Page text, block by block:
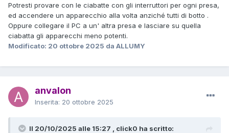
Potresti provare con le ciabatte con gli interruttori per ogni presa,
ed accendere un apparecchio alla volta anziché tutti di botto .
Oppure collegare il PC a un' altra presa e lasciare su quella
ciabatta gli apparecchi meno potenti.
Modificato: 20 ottobre 2025 da ALLUMY
anvalon
Inserita: 20 ottobre 2025
Il 20/10/2025 alle 15:27 , click0 ha scritto: